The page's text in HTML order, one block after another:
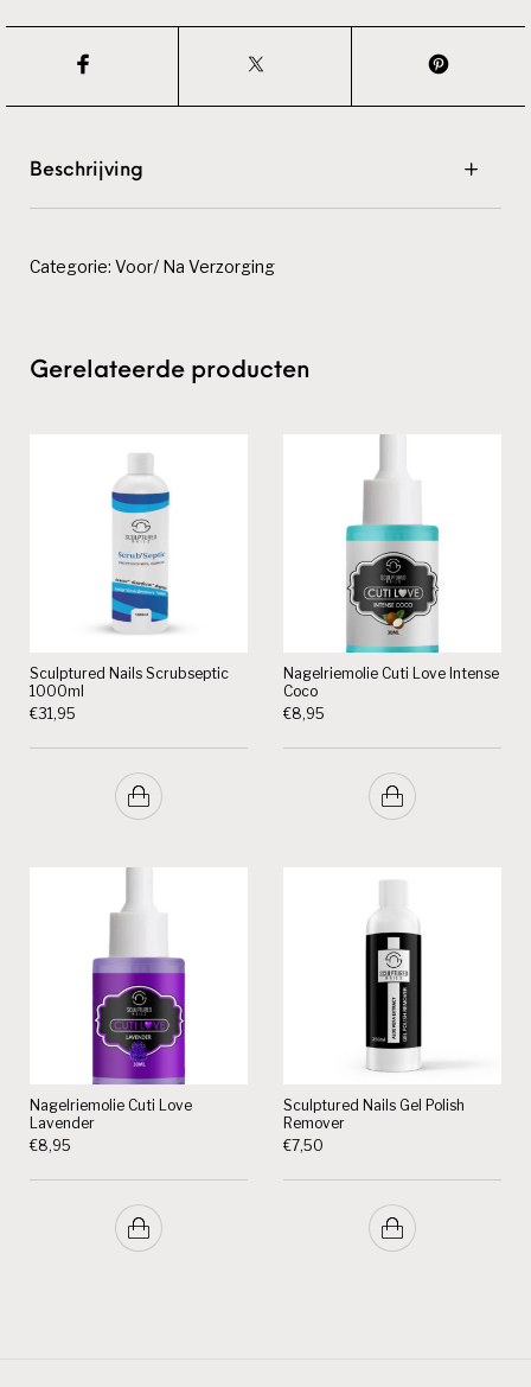
Beschrijving
Categorie:Voor/ Na Verzorging
Gerelateerde producten
Sculptured Nails Scrubseptic
1000ml
€31,95
Nagelriemolie Cuti Love Intense
Coco
€8,95
Nagelriemolie Cuti Love
Lavender
€8,95
Sculptured Nails Gel Polish
Remover
€7,50